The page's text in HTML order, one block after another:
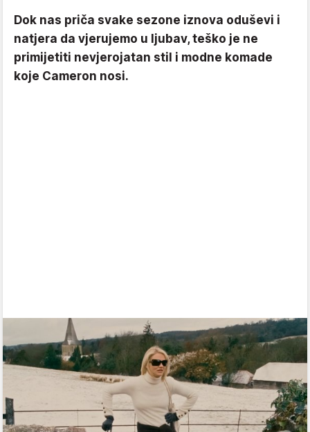
Dok nas priča svake sezone iznova oduševi i
natjera da vjerujemo u ljubav, teško je ne
primijetiti nevjerojatan stil i modne komade
koje Cameron nosi.